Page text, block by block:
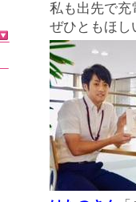
私も出先で充
ぜひともほし